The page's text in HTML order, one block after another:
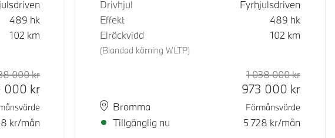
489 hk
102 km
Rek. ord pris
000krKontantpris
000 kr
kr/mån
Drivhjul
Fyrhjulsdriven
Effekt
489 hk
Elräckvidd
(Blandad körning WLTP)
102 km
PlatsBromma
Leveranstid
Tillgänglig nu
Rek.
1 038 000kr
973 000 kr
Förmånsvärde
5 728 kr/mån